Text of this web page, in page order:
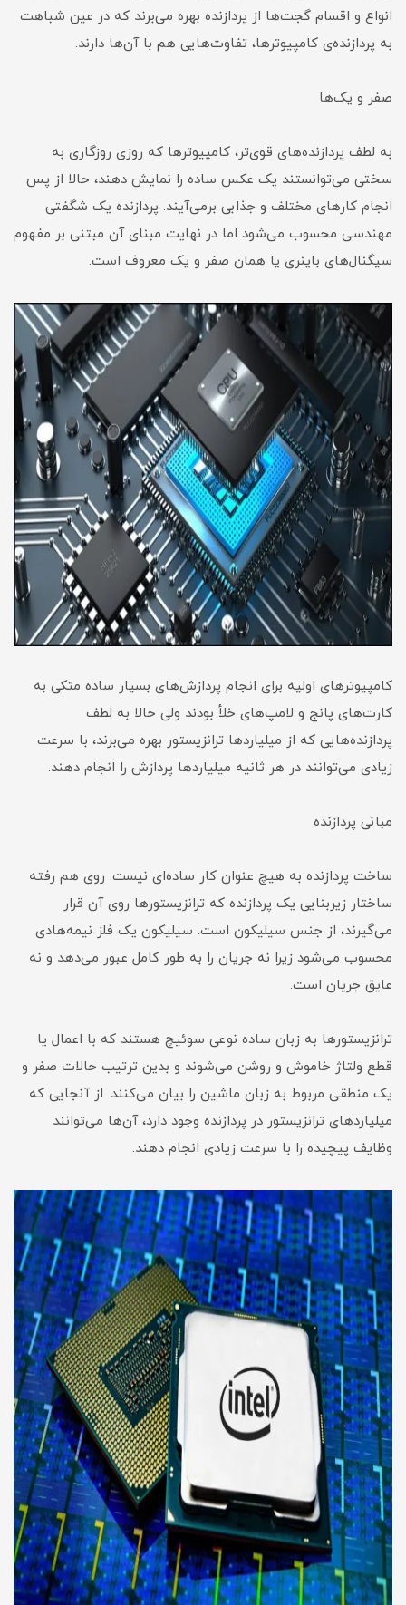
انواع و اقسام گجت‌ها از پردازنده بهره می‌برند که در عین شباهت
به پردازنده‌ی کامپیوترها، تفاوت‌هایی هم با آن‌ها دارند.
صفر و یک‌ها
به لطف پردازنده‌های قوی‌تر، کامپیوترها که روزی روزگاری به
سختی می‌توانستند یک عکس ساده را نمایش دهند، حالا از پس
انجام کارهای مختلف و جذابی برمی‌آیند. پردازنده یک شگفتی
مهندسی محسوب می‌شود اما در نهایت مبنای آن مبتنی بر مفهوم
سیگنال‌های باینری یا همان صفر و یک معروف است.
کامپیوترهای اولیه برای انجام پردازش‌های بسیار ساده متکی به
کارت‌های پانج و لامپ‌های خلأ بودند ولی حالا به لطف
پردازنده‌هایی که از میلیاردها ترانزیستور بهره می‌برند، با سرعت
زیادی می‌توانند در هر ثانیه میلیاردها پردازش را انجام دهند.
مبانی پردازنده
ساخت پردازنده به هیچ عنوان کار ساده‌ای نیست. روی هم رفته
ساختار زیربنایی یک پردازنده که ترانزیستورها روی آن قرار
می‌گیرند، از جنس سیلیکون است. سیلیکون یک فلز نیمه‌هادی
محسوب می‌شود زیرا نه جریان را به طور کامل عبور می‌دهد و نه
عایق جریان است.
ترانزیستورها به زبان ساده نوعی سوئیچ هستند که با اعمال یا
قطع ولتاژ خاموش و روشن می‌شوند و بدین ترتیب حالات صفر و
یک منطقی مربوط به زبان ماشین را بیان می‌کنند. از آنجایی که
میلیاردهای ترانزیستور در پردازنده وجود دارد، آن‌ها می‌توانند
وظایف پیچیده را با سرعت زیادی انجام دهند.